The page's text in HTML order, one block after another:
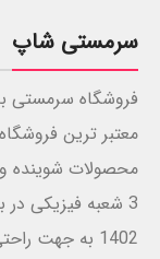
سرمستی شاپ
فروشگاه سرمستی
معتبر ترین
3 شعبه فیزیکی
1402 به جهت